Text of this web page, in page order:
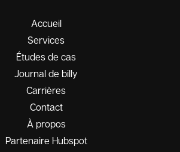
Accueil
Services
Études de cas
Journal de billy
Carrières
Contact
À propos
Partenaire Hubspot